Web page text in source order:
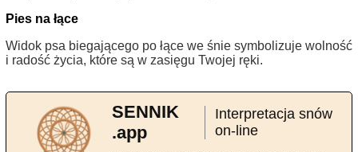
Pies na łące
Widok psa biegającego po łące we śnie symbolizuje wolność
i radość życia, które są w zasięgu Twojej ręki.
SENNIK
.app
Interpretacja snów
on-line